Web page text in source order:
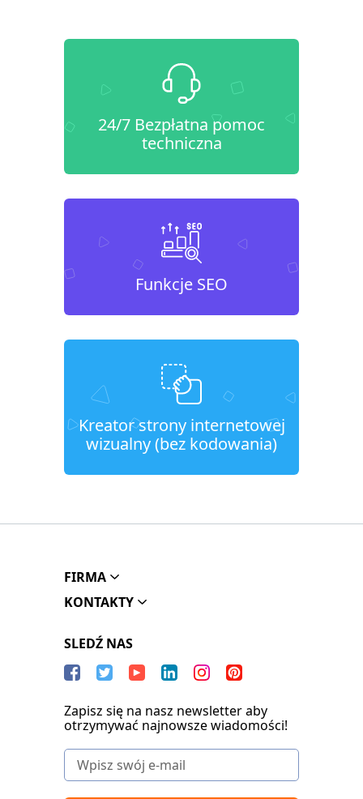
24/7 Bezpłatna pomoc
techniczna
Funkcje SEO
Kreator strony internetowej
wizualny (bez kodowania)
FIRMA
KONTAKTY
SLEDŹ NAS
Zapisz się na nasz newsletter aby
otrzymywać najnowsze wiadomości!